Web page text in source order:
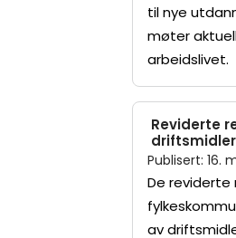
til nye
møter
arbeidslivet.
Reviderte
Publisert: 16.
De reviderte
av